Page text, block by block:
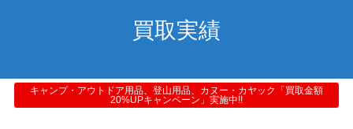
買取実績
キャンプ・アウトドア用品、登山用品、カヌー・カヤック「買取金額
20%UPキャンペーン」実施中!!